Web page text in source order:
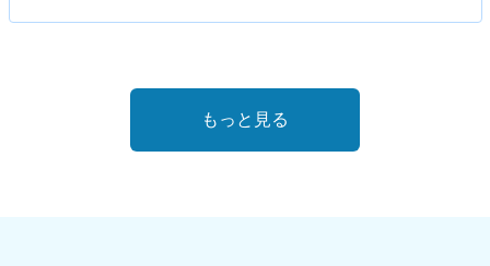
もっと見る